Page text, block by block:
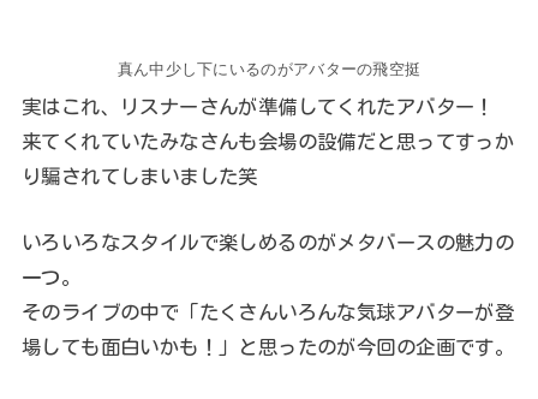
真ん中少し下にいるのがアバターの飛空挺
実はこれ、リスナーさんが準備してくれたアバター！
来てくれていたみなさんも会場の設備だと思ってすっか
り騙されてしまいました笑
いろいろなスタイルで楽しめるのがメタバースの魅力の
一つ。
そのライブの中で「たくさんいろんな気球アバターが登
場しても面白いかも！」と思ったのが今回の企画です。